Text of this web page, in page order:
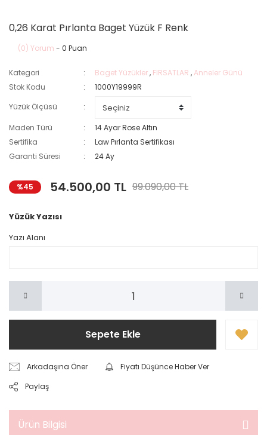
0,26 Karat Pırlanta Baget Yüzük F Renk
(0) Yorum - 0 Puan
Kategori Baget Yüzükler, FIRSATLAR ,Anneler Günü
Stok Kodu
1000Y19999R
Yüzük Ölçüsü
Maden Türü
14 Ayar Rose Altın
Sertifika
Law Pırlanta Sertifikası
Garanti Süresi
24 Ay
%45 54.500,00 TL 99.090,00 TL
Yüzük Yazısı
Yazı Alanı
Sepete Ekle
Arkadaşına Öner
Fiyatı Düşünce Haber Ver
Paylaş
Ürün Bilgisi